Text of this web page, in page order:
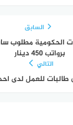
السابق
الحكومية مطلوب
برواتب 450 دينار
التالي
للعمل لدى